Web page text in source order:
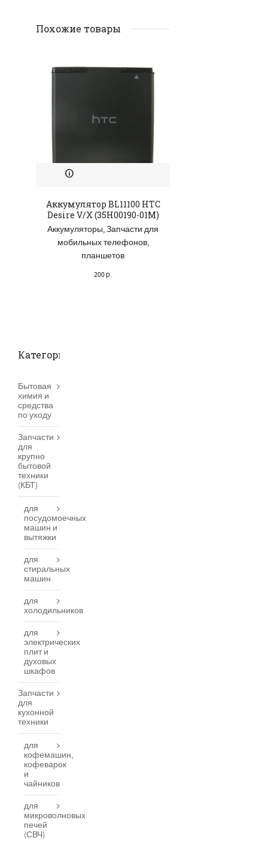
Похожие товары
Аккумулятор BL11100 HTC
Desire V/X (35H00190-01M)
Аккумуляторы,Запчасти для
мобильных телефонов,
планшетов
200р.
Категории товаров
Бытовая
химия и
средства
по уходу
Запчасти
для
крупно
бытовой
техники
(КБТ)
для
посудомоечных
машин и
вытяжки
для
стиральных
машин
для
холодильников
для
электрических
плит и
духовых
шкафов
Запчасти
для
кухонной
техники
для
кофемашин,
кофеварок
и
чайников
для
микроволновых
печей
(СВЧ)